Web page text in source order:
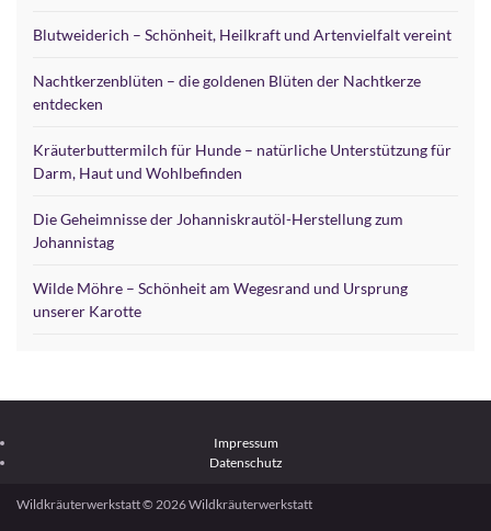
Blutweiderich – Schönheit, Heilkraft und Artenvielfalt vereint
Nachtkerzenblüten – die goldenen Blüten der Nachtkerze
entdecken
Kräuterbuttermilch für Hunde – natürliche Unterstützung für
Darm, Haut und Wohlbefinden
Die Geheimnisse der Johanniskrautöl-Herstellung zum
Johannistag
Wilde Möhre – Schönheit am Wegesrand und Ursprung
unserer Karotte
Impressum
Datenschutz
Wildkräuterwerkstatt © 2026 Wildkräuterwerkstatt